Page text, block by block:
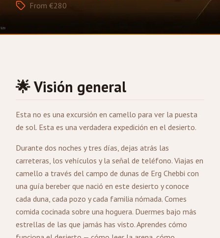
From €280
🌟 Visión general
Esta no es una excursión en camello para ver la puesta
de sol. Esta es una verdadera expedición en el desierto.
Durante dos noches y tres días, dejas atrás las
carreteras, los vehículos y la señal de teléfono. Viajas en
camello a través del campo de dunas de Erg Chebbi con
una guía bereber que nació en este desierto y conoce
cada duna, cada pozo y cada familia nómada. Comes
comida cocinada sobre una hoguera. Duermes bajo más
estrellas de las que jamás has visto. Aprendes cómo